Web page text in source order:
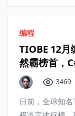
编程
TIOBE 12
然霸榜首，
3469
日前，全球知